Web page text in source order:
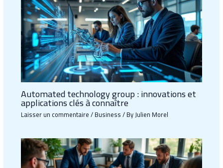
Automated technology group : innovations et
applications clés à connaître
Laisser un commentaire/Business/ ByJulien Morel